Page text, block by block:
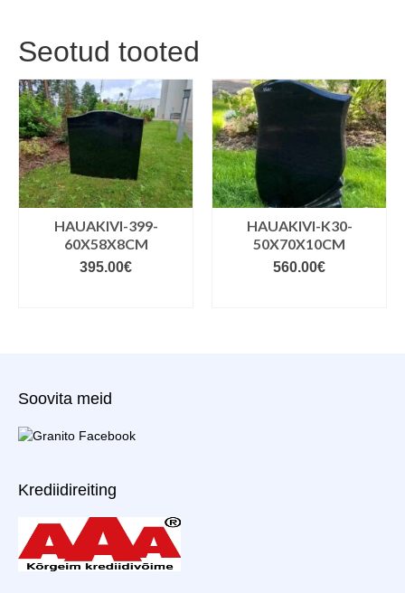
Seotud tooted
HAUAKIVI-399-
60X58X8CM
395.00€
HAUAKIVI-K30-
50X70X10CM
560.00€
Soovita meid
Krediidireiting